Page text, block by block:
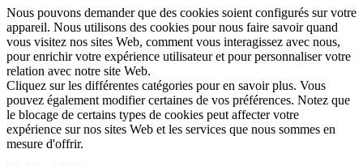
Nous pouvons demander que des cookies soient configurés sur votre
appareil. Nous utilisons des cookies pour nous faire savoir quand
vous visitez nos sites Web, comment vous interagissez avec nous,
pour enrichir votre expérience utilisateur et pour personnaliser votre
relation avec notre site Web.
Cliquez sur les différentes catégories pour en savoir plus. Vous
pouvez également modifier certaines de vos préférences. Notez que
le blocage de certains types de cookies peut affecter votre
expérience sur nos sites Web et les services que nous sommes en
mesure d'offrir.